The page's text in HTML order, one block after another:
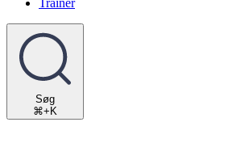
Trainer
Søg
⌘+K